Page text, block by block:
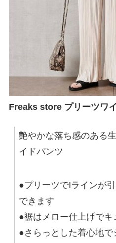
Freaks store プリーツワ
艶やかな落ち感のある
イドパンツ
●プリーツでIラインが
できます
●裾はメロー仕上げでキ
●さらっとした着心地